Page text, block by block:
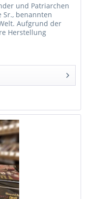
und Patriarchen
Sr., benannten
Aufgrund der
Herstellung